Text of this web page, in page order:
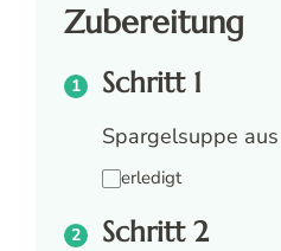
Zubereitung
Schritt 1
Spargelsuppe
erledigt
Schritt 2